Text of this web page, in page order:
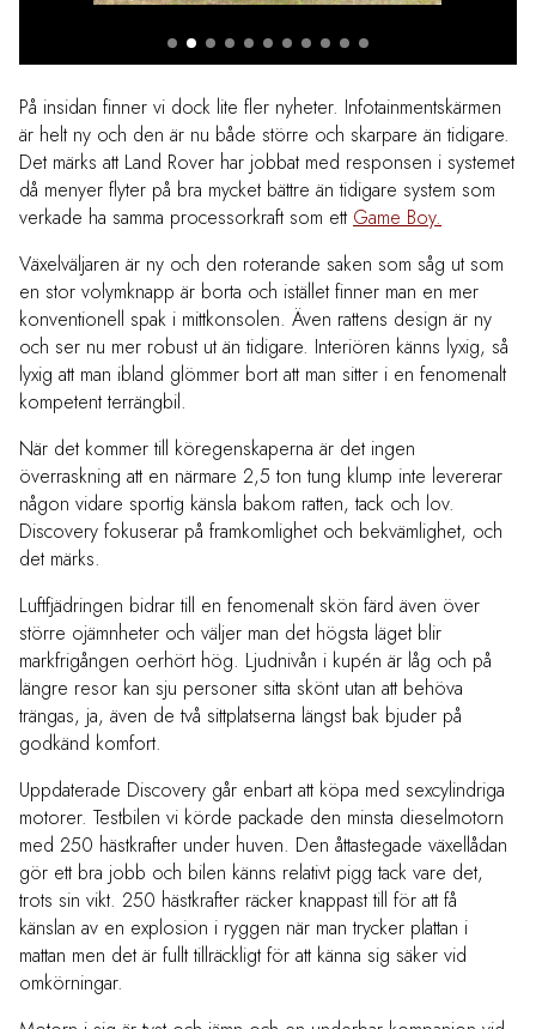
På insidan finner vi dock lite fler nyheter. Infotainmentskärmen
är helt ny och den är nu både större och skarpare än tidigare.
Det märks att Land Rover har jobbat med responsen i systemet
då menyer flyter på bra mycket bättre än tidigare system som
verkade ha samma processorkraft som ett Game Boy.
Växelväljaren är ny och den roterande saken som såg ut som
en stor volymknapp är borta och istället finner man en mer
konventionell spak i mittkonsolen. Även rattens design är ny
och ser nu mer robust ut än tidigare. Interiören känns lyxig, så
lyxig att man ibland glömmer bort att man sitter i en fenomenalt
kompetent terrängbil.
När det kommer till köregenskaperna är det ingen
överraskning att en närmare 2,5 ton tung klump inte levererar
någon vidare sportig känsla bakom ratten, tack och lov.
Discovery fokuserar på framkomlighet och bekvämlighet, och
det märks.
Luftfjädringen bidrar till en fenomenalt skön färd även över
större ojämnheter och väljer man det högsta läget blir
markfrigången oerhört hög. Ljudnivån i kupén är låg och på
längre resor kan sju personer sitta skönt utan att behöva
trängas, ja, även de två sittplatserna längst bak bjuder på
godkänd komfort.
Uppdaterade Discovery går enbart att köpa med sexcylindriga
motorer. Testbilen vi körde packade den minsta dieselmotorn
med 250 hästkrafter under huven. Den åttastegade växellådan
gör ett bra jobb och bilen känns relativt pigg tack vare det,
trots sin vikt. 250 hästkrafter räcker knappast till för att få
känslan av en explosion i ryggen när man trycker plattan i
mattan men det är fullt tillräckligt för att känna sig säker vid
omkörningar.